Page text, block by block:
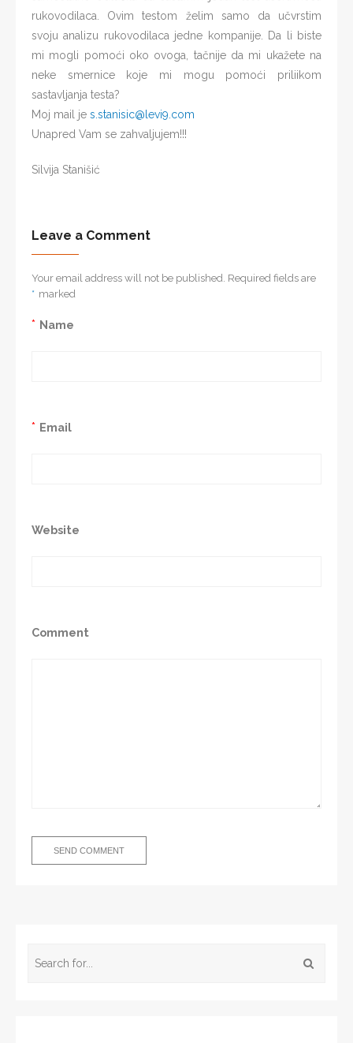
rukovodilaca. Ovim testom želim samo da učvrstim
svoju analizu rukovodilaca jedne kompanije. Da li biste
mi mogli pomoći oko ovoga, tačnije da mi ukažete na
neke smernice koje mi mogu pomoći priliikom
sastavljanja testa?
Moj mail je s.stanisic@levi9.com
Unapred Vam se zahvaljujem!!!
Silvija Stanišić
Leave a Comment
Your email address will not be published. Required fields are
marked
*
Name
*
Email
*
Website
Comment